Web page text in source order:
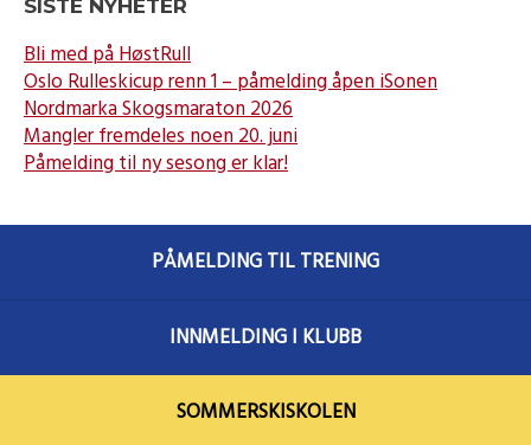
SISTE NYHETER
Bli med på HøstRull
Oslo Rulleskicup renn 1 – påmelding åpen iSonen
Nordmarka Skogsmaraton 2026
Mangler fremdeles noen 20. juni
Påmelding til ny sesong er klar!
PÅMELDING TIL TRENING
INNMELDING I KLUBB
SOMMERSKISKOLEN